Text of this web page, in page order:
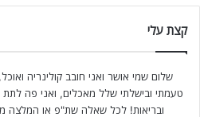
קצת עלי
שלום שמי אושר ואני חובב קולינריה
טעמתי ובישלתי שלל מאכלים, ואני פה
ובריאות! לכל שאלה שת"פ או המלצה